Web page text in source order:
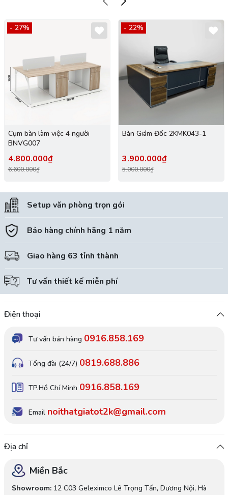
- 27%
Cụm bàn làm việc 4 người
BNVG007
4.800.000₫
6.600.000₫
- 22%
Bàn Giám Đốc 2KMK043-1
3.900.000₫
5.000.000₫
Setup văn phòng trọn gói
Bảo hàng chính hãng 1 năm
Giao hàng 63 tỉnh thành
Tư vấn thiết kế miễn phí
Điện thoại
Tư vấn bán hàng 0916.858.169
Tổng đài (24/7) 0819.688.886
TP.Hồ Chí Minh 0916.858.169
Email noithatgiatot2k@gmail.com
Địa chỉ
Miền Bắc
Showroom:12 C03 Geleximco Lê Trọng Tấn, Dương Nội, Hà